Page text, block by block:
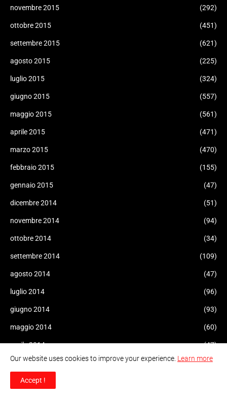
novembre 2015 (292)
ottobre 2015 (451)
settembre 2015 (621)
agosto 2015 (225)
luglio 2015 (324)
giugno 2015 (557)
maggio 2015 (561)
aprile 2015 (471)
marzo 2015 (470)
febbraio 2015 (155)
gennaio 2015 (47)
dicembre 2014 (51)
novembre 2014 (94)
ottobre 2014 (34)
settembre 2014 (109)
agosto 2014 (47)
luglio 2014 (96)
giugno 2014 (93)
maggio 2014 (60)
aprile 2014 (47)
marzo 2014 (43)
febbraio 2014
Our website uses cookies to improve your experience. Learn more
Accept !